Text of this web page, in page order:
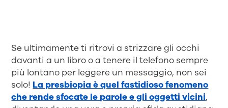
Se ultimamente ti ritrovi a strizzare gli occhi
davanti a un libro o a tenere il telefono sempre
più lontano per leggere un messaggio, non sei
solo! La presbiopia è quel fastidioso fenomeno
che rende sfocate le parole e gli oggetti vicini,